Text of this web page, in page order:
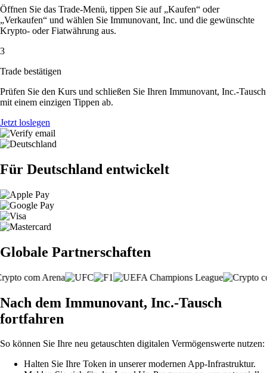
Öffnen Sie das Trade-Menü, tippen Sie auf „Kaufen“ oder
„Verkaufen“ und wählen Sie Immunovant, Inc. und die gewünschte
Krypto- oder Fiatwährung aus.
3
Trade bestätigen
Prüfen Sie den Kurs und schließen Sie Ihren Immunovant, Inc.-Tausch
mit einem einzigen Tippen ab.
Jetzt loslegen
Für Deutschland entwickelt
Globale Partnerschaften
Nach dem Immunovant, Inc.-Tausch
fortfahren
So können Sie Ihre neu getauschten digitalen Vermögenswerte nutzen:
Halten Sie Ihre Token in unserer modernen App-Infrastruktur.